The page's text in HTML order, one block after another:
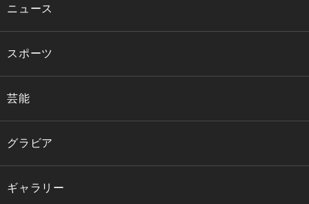
ニュース
スポーツ
芸能
グラビア
ギャラリー